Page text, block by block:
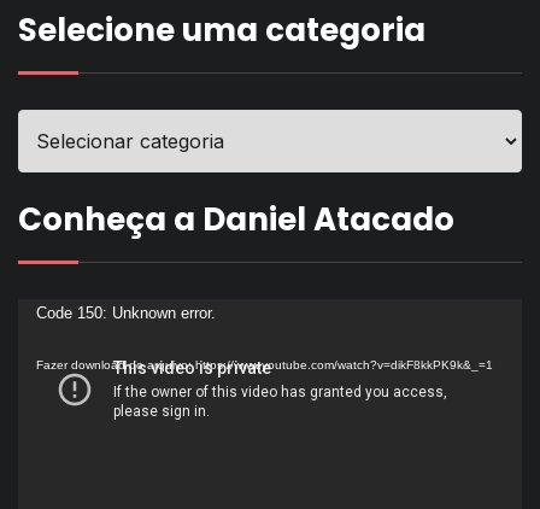
Selecione uma categoria
Conheça a Daniel Atacado
Tocador
vídeo
Code 150: Unknown error.
Fazer download do arquivo: https://www.youtube.com/watch?v=dikF8kkPK9k&_=1